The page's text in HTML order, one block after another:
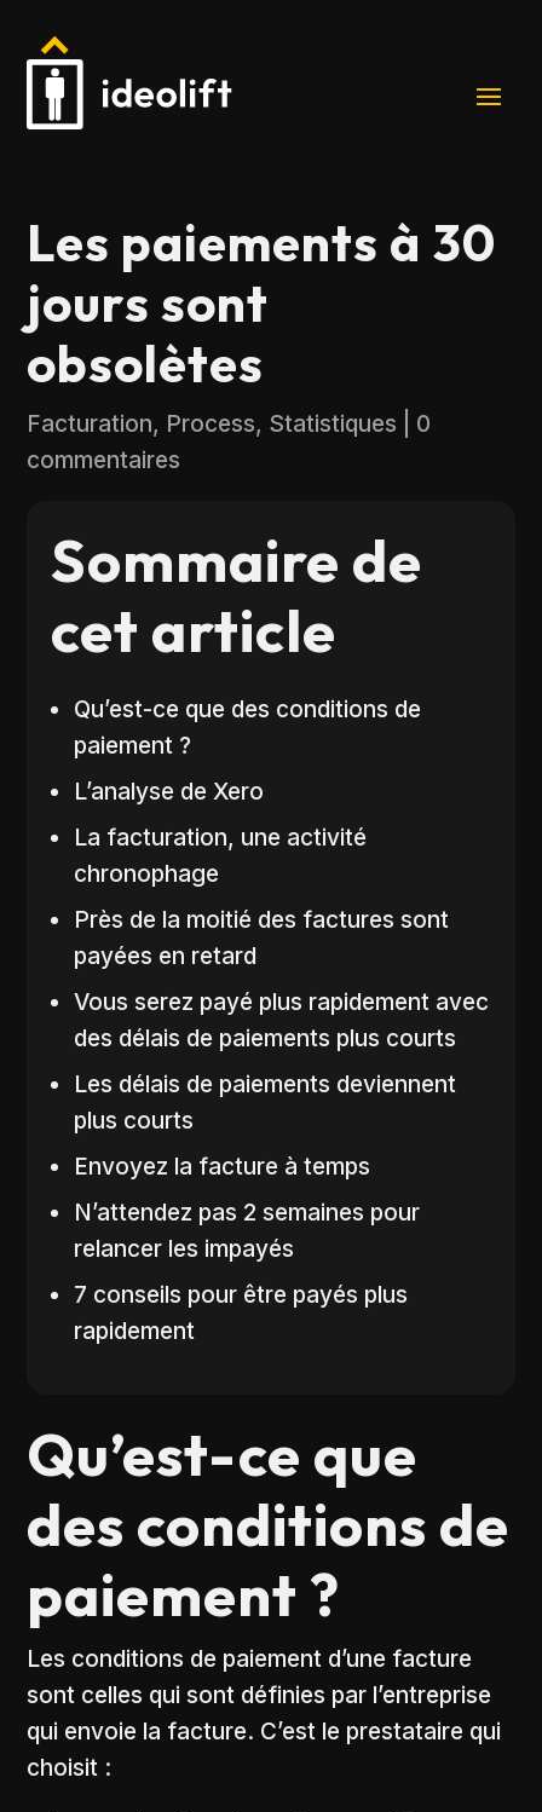
Les paiements à 30
jours sont
obsolètes
Facturation, Process, Statistiques
0
commentaires
Sommaire de
cet article
Qu’est-ce que des conditions de
paiement ?
L’analyse de Xero
La facturation, une activité
chronophage
Près de la moitié des factures sont
payées en retard
Vous serez payé plus rapidement avec
des délais de paiements plus courts
Les délais de paiements deviennent
plus courts
Envoyez la facture à temps
N’attendez pas 2 semaines pour
relancer les impayés
7 conseils pour être payés plus
rapidement
Qu’est-ce que
des conditions de
paiement ?
Les conditions de paiement d’une facture
sont celles qui sont définies par l’entreprise
qui envoie la facture. C’est le prestataire qui
choisit :